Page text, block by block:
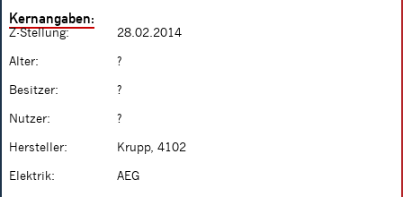
Kernangaben:
Z-Stellung: 28.02.2014
Alter: ?
Besitzer: ?
Nutzer: ?
Hersteller: Krupp, 4102
Elektrik: AEG